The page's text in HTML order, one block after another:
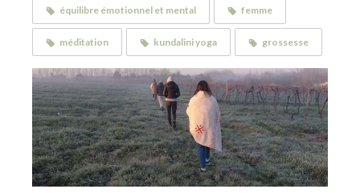
équilibre émotionnel et mental femme
méditation kundalini yoga grossesse